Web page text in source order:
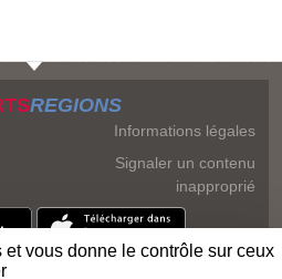
REGIONS
Informations légales
Signaler un contenu
inapproprié
vous donne le contrôle sur ceux